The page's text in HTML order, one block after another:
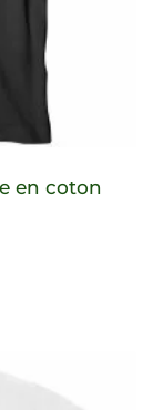
en coton